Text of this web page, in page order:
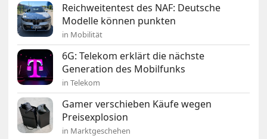
Reichweitentest des NAF: Deutsche
Modelle können punkten
in Mobilität
6G: Telekom erklärt die nächste
Generation des Mobilfunks
in Telekom
Gamer verschieben Käufe wegen
Preisexplosion
in Marktgeschehen